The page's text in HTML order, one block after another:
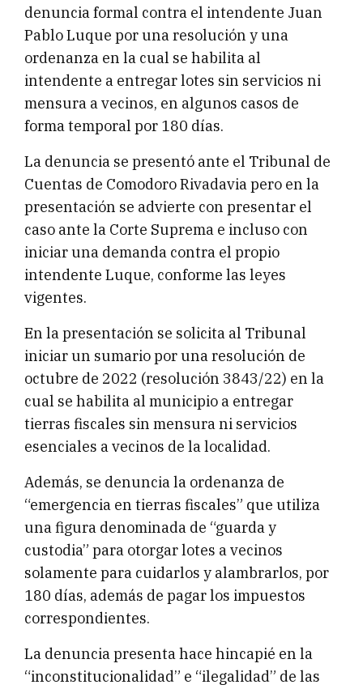
denuncia formal contra el intendente Juan
Pablo Luque por una resolución y una
ordenanza en la cual se habilita al
intendente a entregar lotes sin servicios ni
mensura a vecinos, en algunos casos de
forma temporal por 180 días.
La denuncia se presentó ante el Tribunal de
Cuentas de Comodoro Rivadavia pero en la
presentación se advierte con presentar el
caso ante la Corte Suprema e incluso con
iniciar una demanda contra el propio
intendente Luque, conforme las leyes
vigentes.
En la presentación se solicita al Tribunal
iniciar un sumario por una resolución de
octubre de 2022 (resolución 3843/22) en la
cual se habilita al municipio a entregar
tierras fiscales sin mensura ni servicios
esenciales a vecinos de la localidad.
Además, se denuncia la ordenanza de
“emergencia en tierras fiscales” que utiliza
una figura denominada de “guarda y
custodia” para otorgar lotes a vecinos
solamente para cuidarlos y alambrarlos, por
180 días, además de pagar los impuestos
correspondientes.
La denuncia presenta hace hincapié en la
“inconstitucionalidad” e “ilegalidad” de las